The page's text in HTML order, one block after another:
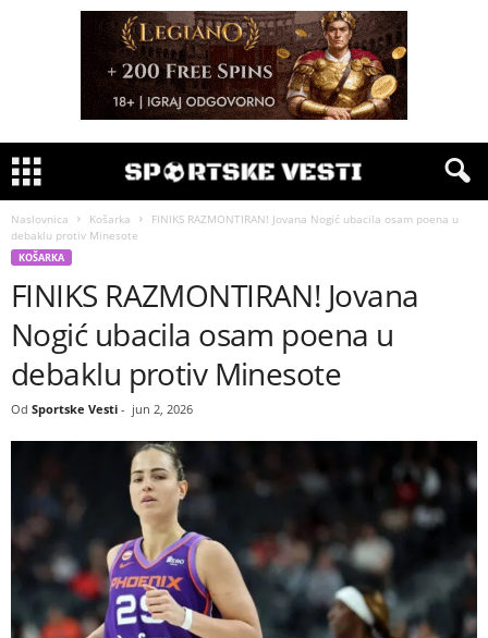
Naslovnica Košarka
FINIKS RAZMONTIRAN! Jovana Nogić ubacila osam poena u
debaklu protiv Minesote
KOŠARKA
FINIKS RAZMONTIRAN! Jovana
Nogić ubacila osam poena u
debaklu protiv Minesote
Od Sportske Vesti - jun 2, 2026